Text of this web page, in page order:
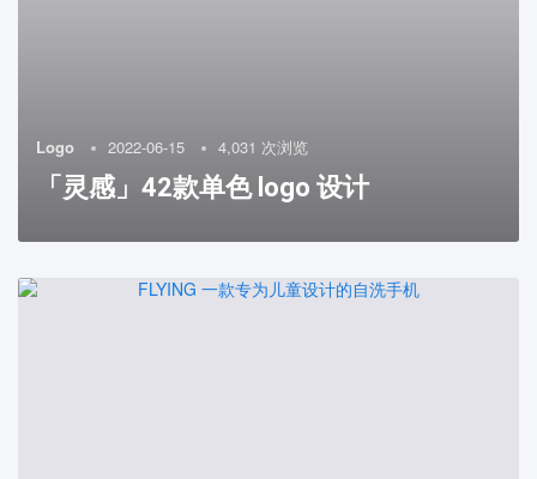
Logo 2022-06-15 4,031 次浏览
「灵感」42款单色 logo 设计